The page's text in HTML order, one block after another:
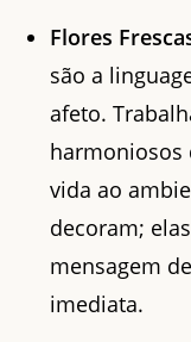
Flores
são a
afeto.
harmoniosos
vida ao
decoram;
mensagem
imediata.